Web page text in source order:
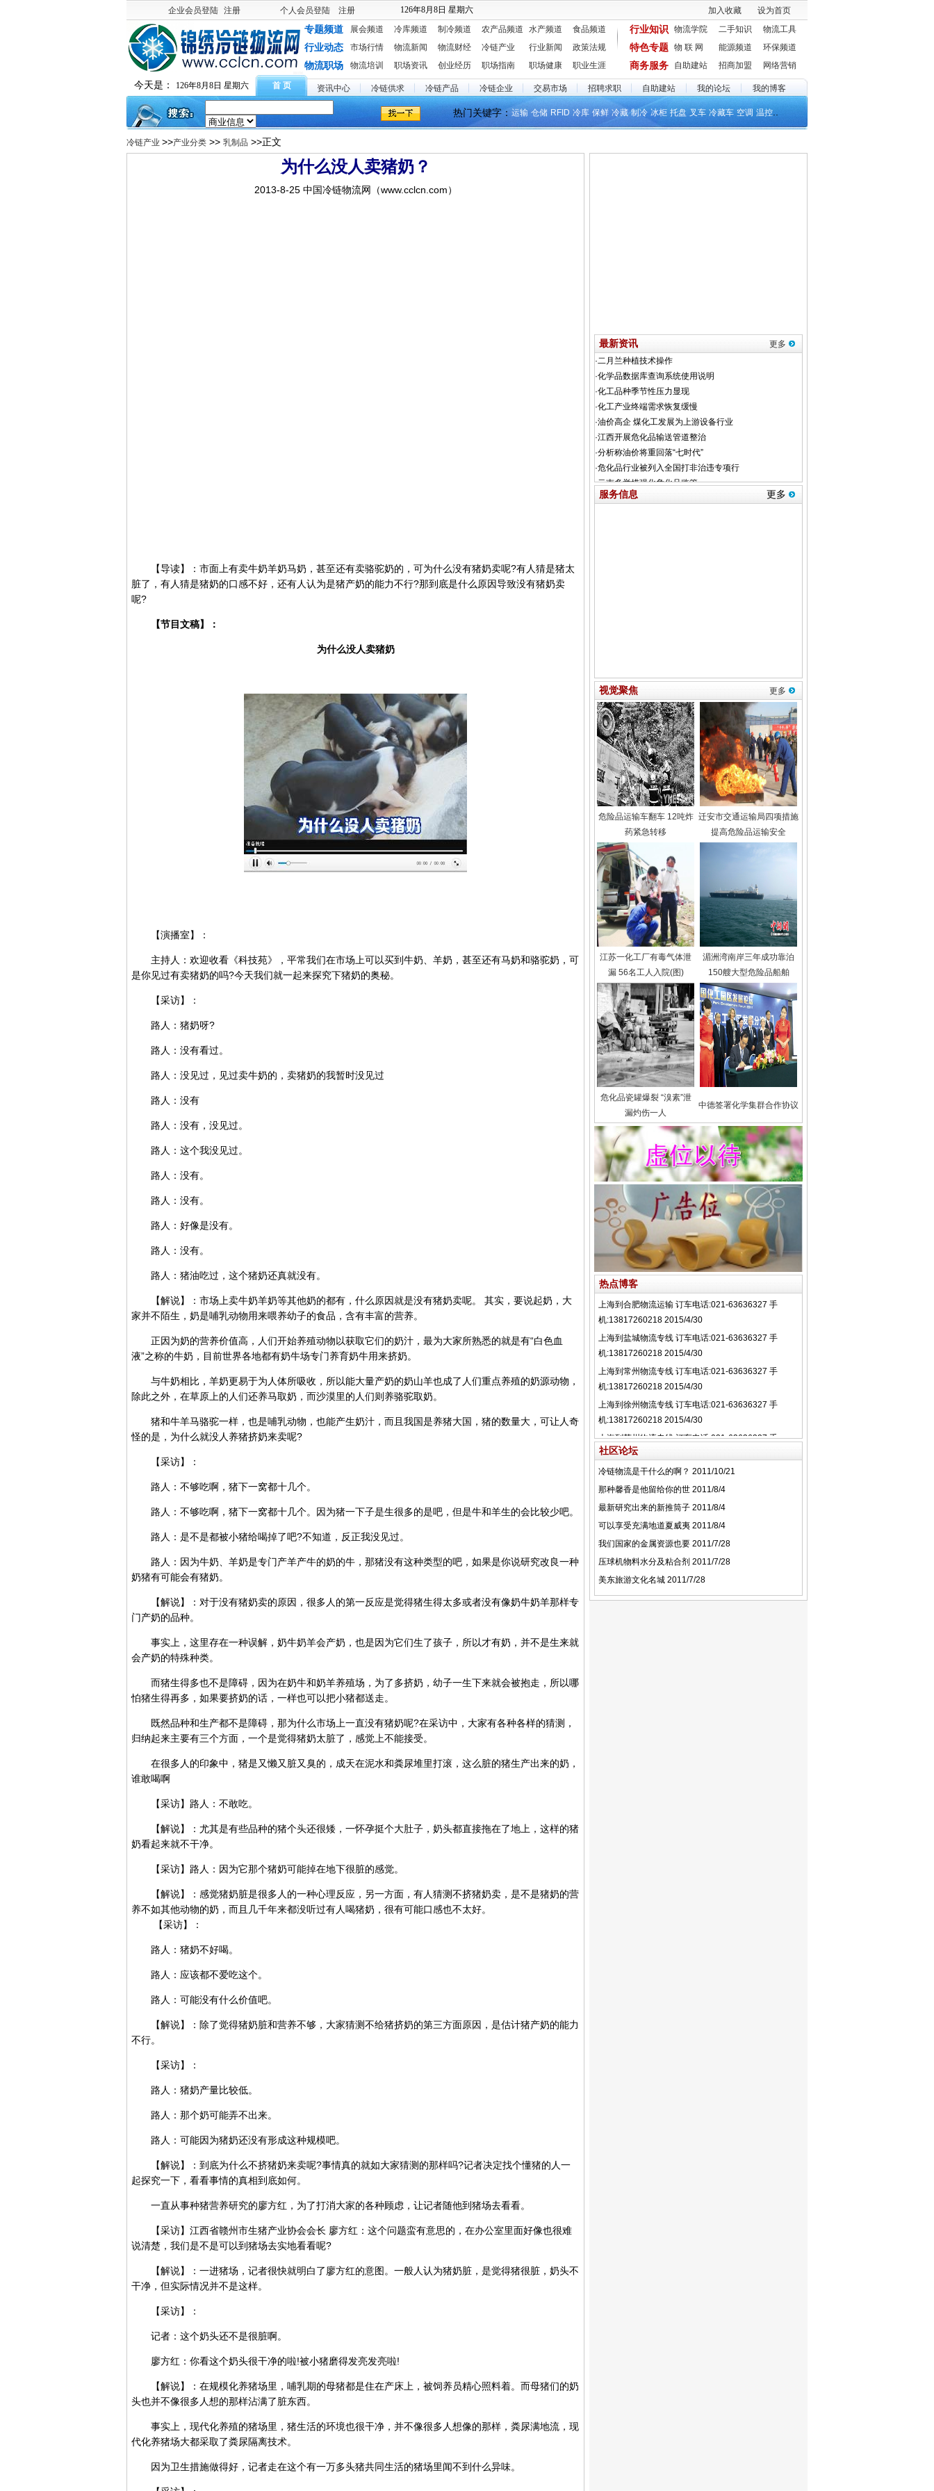
企业会员登陆 注册 个人会员登陆 注册 126年8月8日 星期六 加入收藏 设为首页
专题频道 展会频道 冷库频道 制冷频道 农产品频道 水产频道 食品频道 行业知识 物流学院 二手知识 物流工具
行业动态 市场行情 物流新闻 物流财经 冷链产业 行业新闻 政策法规 特色专题 物 联 网 能源频道 环保频道
物流职场 物流培训 职场资讯 创业经历 职场指南 职场健康 职业生涯 商务服务 自助建站 招商加盟 网络营销
今天是： 126年8月8日 星期六 首 页 资讯中心 冷链供求 冷链产品 冷链企业 交易市场 招聘求职 自助建站 我的论坛 我的博客
热门关键字： 运输 仓储 RFID 冷库 保鲜 冷藏 制冷 冰柜 托盘 叉车 冷藏车 空调 温控
冷链产业 >>产业分类 >> 乳制品 >>正文
为什么没人卖猪奶？
2013-8-25 中国冷链物流网（www.cclcn.com）
【导读】：市面上有卖牛奶羊奶马奶，甚至还有卖骆驼奶的，可为什么没有猪奶卖呢?有人猜是猪太
脏了，有人猜是猪奶的口感不好，还有人认为是猪产奶的能力不行?那到底是什么原因导致没有猪奶卖
呢?
【节目文稿】：
为什么没人卖猪奶
【演播室】：
主持人：欢迎收看《科技苑》，平常我们在市场上可以买到牛奶、羊奶，甚至还有马奶和骆驼奶，可
是你见过有卖猪奶的吗?今天我们就一起来探究下猪奶的奥秘。
【采访】：
路人：猪奶呀?
路人：没有看过。
路人：没见过，见过卖牛奶的，卖猪奶的我暂时没见过
路人：没有
路人：没有，没见过。
路人：这个我没见过。
路人：没有。
路人：没有。
路人：好像是没有。
路人：没有。
路人：猪油吃过，这个猪奶还真就没有。
【解说】：市场上卖牛奶羊奶等其他奶的都有，什么原因就是没有猪奶卖呢。 其实，要说起奶，大
家并不陌生，奶是哺乳动物用来喂养幼子的食品，含有丰富的营养。
正因为奶的营养价值高，人们开始养殖动物以获取它们的奶汁，最为大家所熟悉的就是有“白色血
液”之称的牛奶，目前世界各地都有奶牛场专门养育奶牛用来挤奶。
与牛奶相比，羊奶更易于为人体所吸收，所以能大量产奶的奶山羊也成了人们重点养殖的奶源动物，
除此之外，在草原上的人们还养马取奶，而沙漠里的人们则养骆驼取奶。
猪和牛羊马骆驼一样，也是哺乳动物，也能产生奶汁，而且我国是养猪大国，猪的数量大，可让人奇
怪的是，为什么就没人养猪挤奶来卖呢?
【采访】：
路人：不够吃啊，猪下一窝都十几个。
路人：不够吃啊，猪下一窝都十几个。因为猪一下子是生很多的是吧，但是牛和羊生的会比较少吧。
路人：是不是都被小猪给喝掉了吧?不知道，反正我没见过。
路人：因为牛奶、羊奶是专门产羊产牛的奶的牛，那猪没有这种类型的吧，如果是你说研究改良一种
奶猪有可能会有猪奶。
【解说】：对于没有猪奶卖的原因，很多人的第一反应是觉得猪生得太多或者没有像奶牛奶羊那样专
门产奶的品种。
事实上，这里存在一种误解，奶牛奶羊会产奶，也是因为它们生了孩子，所以才有奶，并不是生来就
会产奶的特殊种类。
而猪生得多也不是障碍，因为在奶牛和奶羊养殖场，为了多挤奶，幼子一生下来就会被抱走，所以哪
怕猪生得再多，如果要挤奶的话，一样也可以把小猪都送走。
既然品种和生产都不是障碍，那为什么市场上一直没有猪奶呢?在采访中，大家有各种各样的猜测，
归纳起来主要有三个方面，一个是觉得猪奶太脏了，感觉上不能接受。
在很多人的印象中，猪是又懒又脏又臭的，成天在泥水和粪尿堆里打滚，这么脏的猪生产出来的奶，
谁敢喝啊
【采访】路人：不敢吃。
【解说】：尤其是有些品种的猪个头还很矮，一怀孕挺个大肚子，奶头都直接拖在了地上，这样的猪
奶看起来就不干净。
【采访】路人：因为它那个猪奶可能掉在地下很脏的感觉。
【解说】：感觉猪奶脏是很多人的一种心理反应，另一方面，有人猜测不挤猪奶卖，是不是猪奶的营
养不如其他动物的奶，而且几千年来都没听过有人喝猪奶，很有可能口感也不太好。
【采访】：
路人：猪奶不好喝。
路人：应该都不爱吃这个。
路人：可能没有什么价值吧。
【解说】：除了觉得猪奶脏和营养不够，大家猜测不给猪挤奶的第三方面原因，是估计猪产奶的能力
不行。
【采访】：
路人：猪奶产量比较低。
路人：那个奶可能弄不出来。
路人：可能因为猪奶还没有形成这种规模吧。
【解说】：到底为什么不挤猪奶来卖呢?事情真的就如大家猜测的那样吗?记者决定找个懂猪的人一
起探究一下，看看事情的真相到底如何。
一直从事种猪营养研究的廖方红，为了打消大家的各种顾虑，让记者随他到猪场去看看。
【采访】江西省赣州市生猪产业协会会长 廖方红：这个问题蛮有意思的，在办公室里面好像也很难
说清楚，我们是不是可以到猪场去实地看看呢?
【解说】：一进猪场，记者很快就明白了廖方红的意图。一般人认为猪奶脏，是觉得猪很脏，奶头不
干净，但实际情况并不是这样。
【采访】：
记者：这个奶头还不是很脏啊。
廖方红：你看这个奶头很干净的啦!被小猪磨得发亮发亮啦!
【解说】：在规模化养猪场里，哺乳期的母猪都是住在产床上，被饲养员精心照料着。而母猪们的奶
头也并不像很多人想的那样沾满了脏东西。
事实上，现代化养殖的猪场里，猪生活的环境也很干净，并不像很多人想像的那样，粪尿满地流，现
代化养猪场大都采取了粪尿隔离技术。
因为卫生措施做得好，记者走在这个有一万多头猪共同生活的猪场里闻不到什么异味。
最新资讯 更多
服务信息 更多
视觉聚焦 更多
危险品运输车翻车 12吨炸
药紧急转移
迁安市交通运输局四项措施
提高危险品运输安全
江苏一化工厂有毒气体泄
漏 56名工人入院(图)
湄洲湾南岸三年成功靠泊
150艘大型危险品船舶
危化品瓷罐爆裂 “溴素”泄
漏灼伤一人
中德签署化学集群合作协议
热点博客
社区论坛